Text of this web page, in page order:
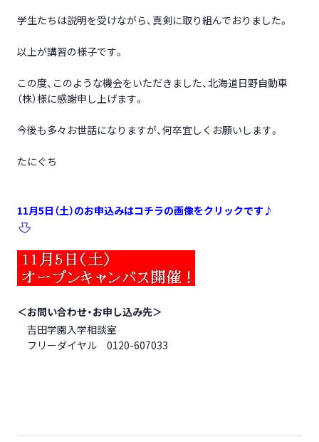
学生たちは説明を受けながら、真剣に取り組んでおりました。
以上が講習の様子です。
この度、このような機会をいただきました、北海道日野自動車
（株）様に感謝申し上げます。
今後も多々お世話になりますが、何卒宜しくお願いします。
たにぐち
11月5日（土）のお申込みはコチラの画像をクリックです♪
＜お問い合わせ・お申し込み先＞
吉田学園入学相談室
フリーダイヤル 0120-607033